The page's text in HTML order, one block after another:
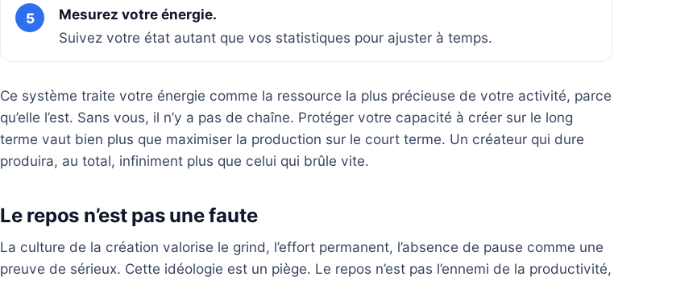
5
Mesurez votre énergie.
Suivez votre état autant que vos statistiques pour ajuster à temps.
Ce système traite votre énergie comme la ressource la plus précieuse de votre activité, parce
qu’elle l’est. Sans vous, il n’y a pas de chaîne. Protéger votre capacité à créer sur le long
terme vaut bien plus que maximiser la production sur le court terme. Un créateur qui dure
produira, au total, infiniment plus que celui qui brûle vite.
Le repos n’est pas une faute
La culture de la création valorise le grind, l’effort permanent, l’absence de pause comme une
preuve de sérieux. Cette idéologie est un piège. Le repos n’est pas l’ennemi de la productivité,